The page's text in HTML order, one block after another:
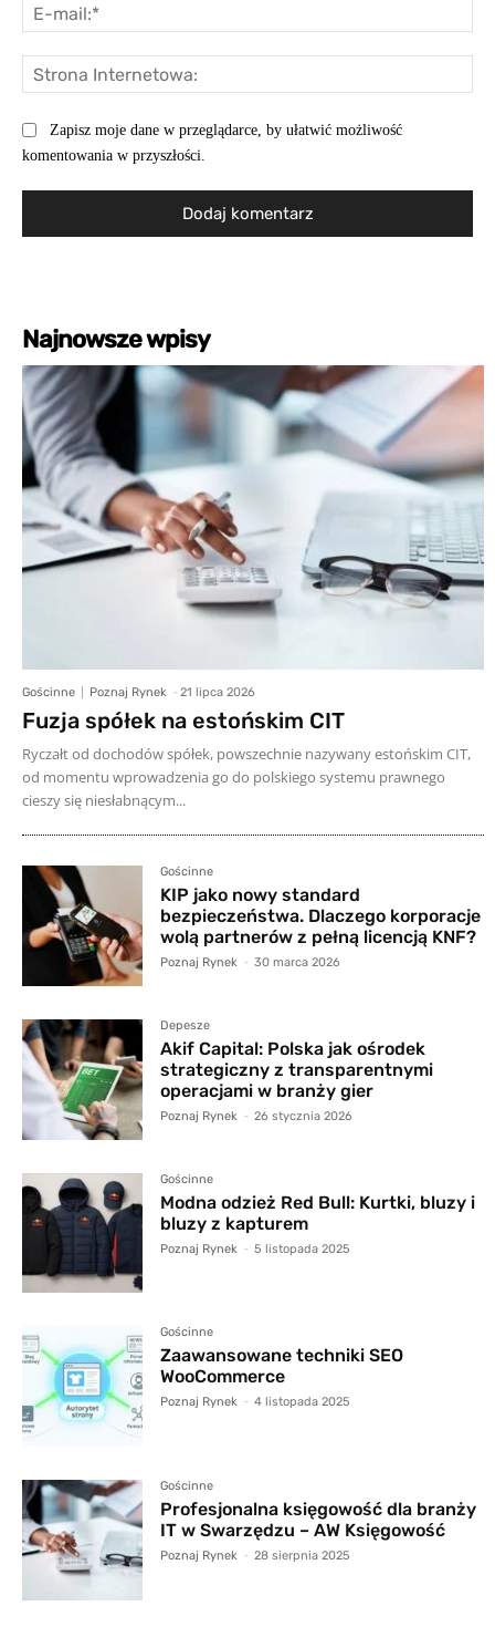
Zapisz moje dane w przeglądarce, by ułatwić możliwość
komentowania w przyszłości.
Najnowsze wpisy
Gościnne Poznaj Rynek - 21 lipca 2026
Fuzja spółek na estońskim CIT
Ryczałt od dochodów spółek, powszechnie nazywany estońskim CIT,
od momentu wprowadzenia go do polskiego systemu prawnego
cieszy się niesłabnącym...
Gościnne
KIP jako nowy standard
bezpieczeństwa. Dlaczego korporacje
wolą partnerów z pełną licencją KNF?
Poznaj Rynek - 30 marca 2026
Depesze
Akif Capital: Polska jak ośrodek
strategiczny z transparentnymi
operacjami w branży gier
Poznaj Rynek - 26 stycznia 2026
Gościnne
Modna odzież Red Bull: Kurtki, bluzy i
bluzy z kapturem
Poznaj Rynek - 5 listopada 2025
Gościnne
Zaawansowane techniki SEO
WooCommerce
Poznaj Rynek - 4 listopada 2025
Gościnne
Profesjonalna księgowość dla branży
IT w Swarzędzu – AW Księgowość
Poznaj Rynek - 28 sierpnia 2025